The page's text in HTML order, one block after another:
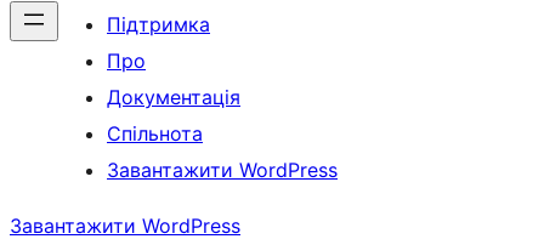
Підтримка
Про
Документація
Спільнота
Завантажити WordPress
Завантажити WordPress